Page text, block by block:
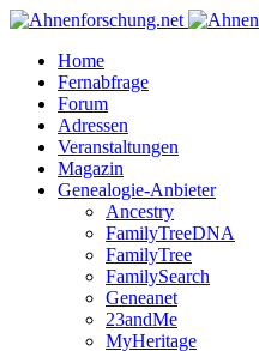
Home
Fernabfrage
Forum
Adressen
Veranstaltungen
Magazin
Genealogie-Anbieter
Ancestry
FamilyTreeDNA
FamilyTree
FamilySearch
Geneanet
23andMe
MyHeritage